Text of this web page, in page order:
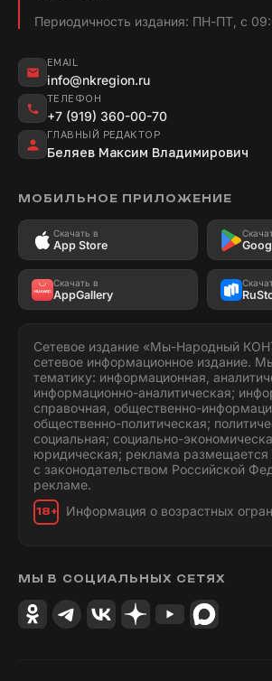
Периодичность издания: ПН-ПТ, с
EMAIL
info@nkregion.ru
ТЕЛЕФОН
+7 (919) 360-00-70
ГЛАВНЫЙ РЕДАКТОР
Беляев Максим Владимирович
МОБИЛЬНОЕ ПРИЛОЖЕНИЕ
Скачать в
App Store
Скачать в
AppGallery
Сетевое издание «Мы-Народный
сетевое информационное издание.
тематику: информационная,
информационно-аналитическая;
справочная, общественно-
общественно-политическая;
социальная; социально-
юридическая; реклама размещается
с законодательством Российской
рекламе.
18+ Информация о возрастных
МЫ В СОЦИАЛЬНЫХ СЕТЯХ